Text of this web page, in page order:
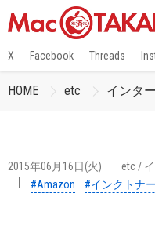
X Facebook Threads
HOME etc インタ
2015年06月16日(火) etc/
#Amazon
#インクトナ